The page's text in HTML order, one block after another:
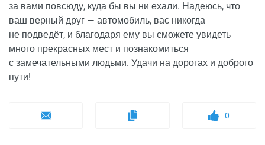
за вами повсюду, куда бы вы ни ехали. Надеюсь, что
ваш верный друг — автомобиль, вас никогда
не подведёт, и благодаря ему вы сможете увидеть
много прекрасных мест и познакомиться
с замечательными людьми. Удачи на дорогах и доброго
пути!
0